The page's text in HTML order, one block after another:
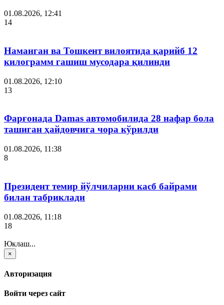
01.08.2026, 12:41
14
Наманган ва Тошкент вилоятида қарийб 12
килограмм гашиш мусодара қилинди
01.08.2026, 12:10
13
Фарғонада Damas автомобилида 28 нафар бола
ташиган ҳайдовчига чора кўрилди
01.08.2026, 11:38
8
Президент темир йўлчиларни касб байрами
билан табриклади
01.08.2026, 11:18
18
Юклаш...
×
Авторизация
Войти через сайт